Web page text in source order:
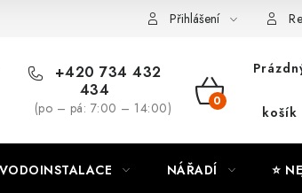
Moje objednávka
Přihlášení
+420 734 432
434
(po – pá: 7:00 – 14:00)
NÁKUPNÍ
košík
VODOINSTALACE NÁŘADÍ ⭐